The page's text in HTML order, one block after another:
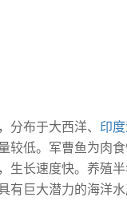
布于大西洋、 印
较低。军曹鱼为肉
生长速度快。养殖
有巨大潜力的海洋